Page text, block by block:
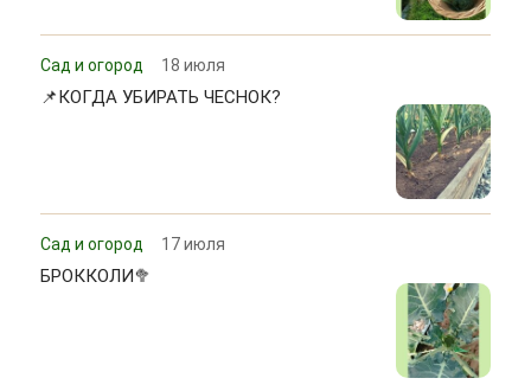
Сад и огород 18 июля
📌КОГДА УБИРАТЬ ЧЕСНОК?
Сад и огород 17 июля
БРОККОЛИ🥦